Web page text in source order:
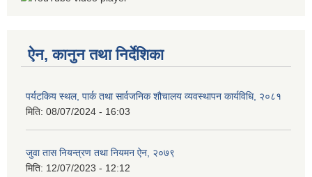
ऐन, कानुन तथा निर्देशिका
पर्यटकिय स्थल, पार्क तथा सार्वजनिक शौचालय व्यवस्थापन कार्यविधि, २०८१
मिति: 08/07/2024 - 16:03
जुवा तास नियन्त्रण तथा नियमन ऐन, २०७९
मिति: 12/07/2023 - 12:12